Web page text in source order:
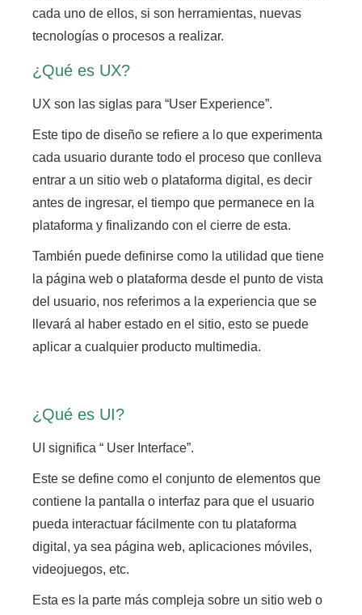
cada uno de ellos, si son herramientas, nuevas
tecnologías o procesos a realizar.
¿Qué es UX?
UX son las siglas para “User Experience”.
Este tipo de diseño se refiere a lo que experimenta
cada usuario durante todo el proceso que conlleva
entrar a un sitio web o plataforma digital, es decir
antes de ingresar, el tiempo que permanece en la
plataforma y finalizando con el cierre de esta.
También puede definirse como la utilidad que tiene
la página web o plataforma desde el punto de vista
del usuario, nos referimos a la experiencia que se
llevará al haber estado en el sitio, esto se puede
aplicar a cualquier producto multimedia.
¿Qué es UI?
UI significa “ User Interface”.
Este se define como el conjunto de elementos que
contiene la pantalla o interfaz para que el usuario
pueda interactuar fácilmente con tu plataforma
digital, ya sea página web, aplicaciones móviles,
videojuegos, etc.
Esta es la parte más compleja sobre un sitio web o